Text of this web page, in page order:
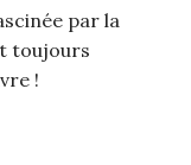
par la
toujours
!